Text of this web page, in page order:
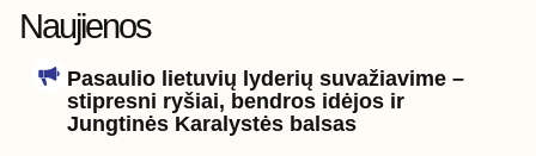
Naujienos
Pasaulio lietuvių lyderių suvažiavime –
stipresni ryšiai, bendros idėjos ir
Jungtinės Karalystės balsas